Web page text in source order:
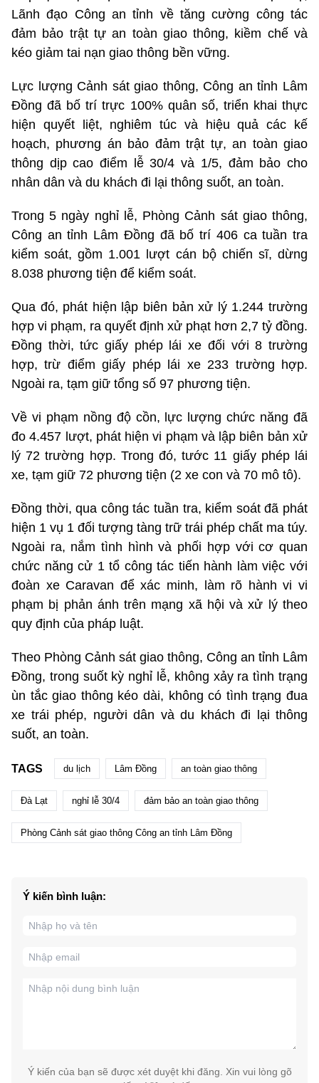
Lãnh đạo Công an tỉnh về tăng cường công tác
đảm bảo trật tự an toàn giao thông, kiềm chế và
kéo giảm tai nạn giao thông bền vững.
Lực lượng Cảnh sát giao thông, Công an tỉnh Lâm
Đồng đã bố trí trực 100% quân số, triển khai thực
hiện quyết liệt, nghiêm túc và hiệu quả các kế
hoạch, phương án bảo đảm trật tự, an toàn giao
thông dịp cao điểm lễ 30/4 và 1/5, đảm bảo cho
nhân dân và du khách đi lại thông suốt, an toàn.
Trong 5 ngày nghỉ lễ, Phòng Cảnh sát giao thông,
Công an tỉnh Lâm Đồng đã bố trí 406 ca tuần tra
kiểm soát, gồm 1.001 lượt cán bộ chiến sĩ, dừng
8.038 phương tiện để kiểm soát.
Qua đó, phát hiện lập biên bản xử lý 1.244 trường
hợp vi phạm, ra quyết định xử phạt hơn 2,7 tỷ đồng.
Đồng thời, tức giấy phép lái xe đối với 8 trường
hợp, trừ điểm giấy phép lái xe 233 trường hợp.
Ngoài ra, tạm giữ tổng số 97 phương tiện.
Về vi phạm nồng độ cồn, lực lượng chức năng đã
đo 4.457 lượt, phát hiện vi phạm và lập biên bản xử
lý 72 trường hợp. Trong đó, tước 11 giấy phép lái
xe, tạm giữ 72 phương tiện (2 xe con và 70 mô tô).
Đồng thời, qua công tác tuần tra, kiểm soát đã phát
hiện 1 vụ 1 đối tượng tàng trữ trái phép chất ma túy.
Ngoài ra, nắm tình hình và phối hợp với cơ quan
chức năng cử 1 tổ công tác tiến hành làm việc với
đoàn xe Caravan để xác minh, làm rõ hành vi vi
phạm bị phản ánh trên mạng xã hội và xử lý theo
quy định của pháp luật.
Theo Phòng Cảnh sát giao thông, Công an tỉnh Lâm
Đồng, trong suốt kỳ nghỉ lễ, không xảy ra tình trạng
ùn tắc giao thông kéo dài, không có tình trạng đua
xe trái phép, người dân và du khách đi lại thông
suốt, an toàn.
TAGS du lịch Lâm Đồng an toàn giao thông
Đà Lạt nghỉ lễ 30/4 đảm bảo an toàn giao thông
Phòng Cảnh sát giao thông Công an tỉnh Lâm Đồng
Ý kiến bình luận:
Ý kiến của bạn sẽ được xét duyệt khi đăng. Xin vui lòng gõ